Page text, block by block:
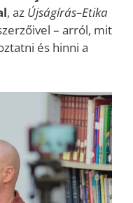
, az Újságírás–Etika
– arról, mit
és hinni a